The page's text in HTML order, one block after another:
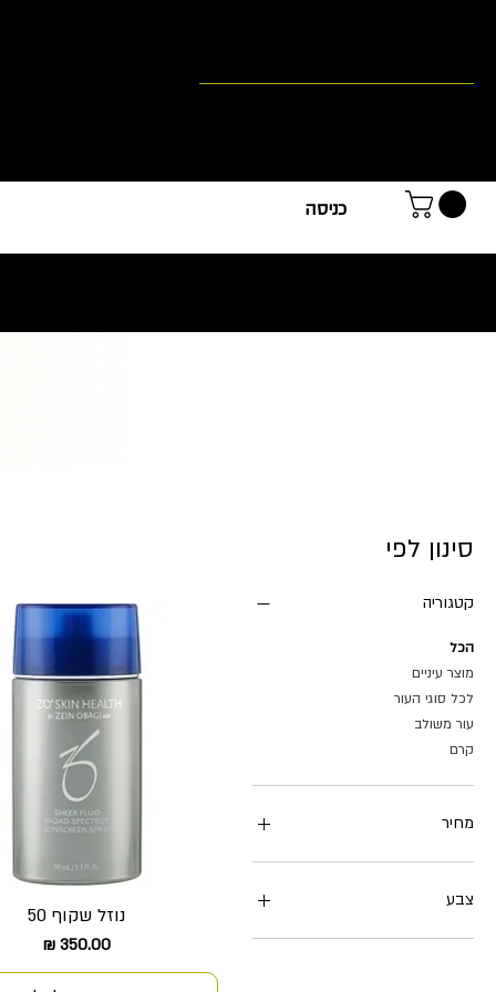
כניסה
סינון לפי
קטגוריה
הכל
מוצר עיניים
לכל סוגי העור
עור משולב
קרם
מחיר
צבע
1
תצוגה מהירה
נוזל שקוף 50
מחיר